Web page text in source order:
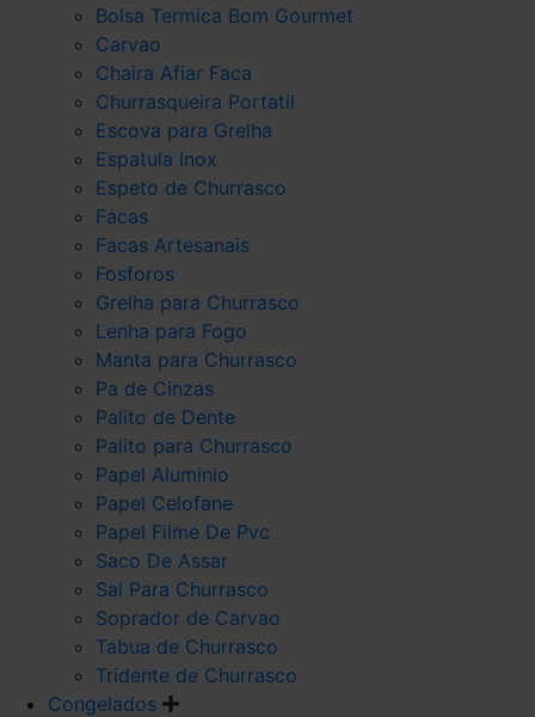
Bolsa Termica Bom Gourmet
Carvao
Chaira Afiar Faca
Churrasqueira Portatil
Escova para Grelha
Espatula Inox
Espeto de Churrasco
Facas
Facas Artesanais
Fosforos
Grelha para Churrasco
Lenha para Fogo
Manta para Churrasco
Pa de Cinzas
Palito de Dente
Palito para Churrasco
Papel Aluminio
Papel Celofane
Papel Filme De Pvc
Saco De Assar
Sal Para Churrasco
Soprador de Carvao
Tabua de Churrasco
Tridente de Churrasco
Congelados